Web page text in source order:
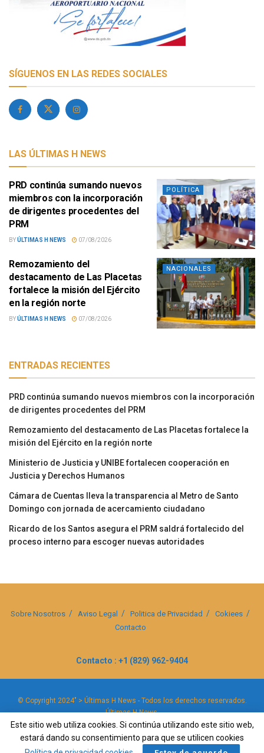
SÍGUENOS EN LAS REDES SOCIALES
LAS ÚLTIMAS H NEWS
POLÍTICA
PRD continúa sumando nuevos
miembros con la incorporación
de dirigentes procedentes del
PRM
BYÚLTIMAS H NEWS 07/08/2026
NACIONALES
Remozamiento del
destacamento de Las Placetas
fortalece la misión del Ejército
en la región norte
BYÚLTIMAS H NEWS 07/08/2026
ENTRADAS RECIENTES
PRD continúa sumando nuevos miembros con la incorporación
de dirigentes procedentes del PRM
Remozamiento del destacamento de Las Placetas fortalece la
misión del Ejército en la región norte
Ministerio de Justicia y UNIBE fortalecen cooperación en
Justicia y Derechos Humanos
Cámara de Cuentas lleva la transparencia al Metro de Santo
Domingo con jornada de acercamiento ciudadano
Ricardo de los Santos asegura el PRM saldrá fortalecido del
proceso interno para escoger nuevas autoridades
Sobre Nosotros Aviso Legal Politica de Privacidad
Cokiees
Contacto
Contacto : +1 (829) 962-9404
© Copyright 2024" > Últimas H News - Todos los derechos reservados.
Últimas H News.
Este sitio web utiliza cookies. Si continúa utilizando este sitio web,
estará dando su consentimiento para que se utilicen cookies